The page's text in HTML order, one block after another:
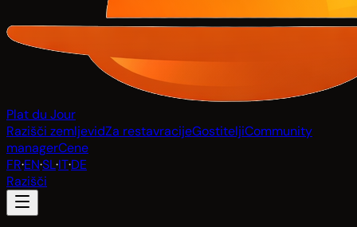
Plat du Jour
Razišči zemljevidZa restavracijeGostiteljiCommunity
managerCene
FR·EN·SL·IT·DE
Razišči